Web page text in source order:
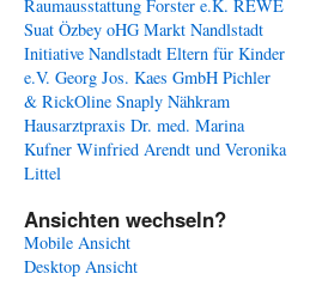
Raumausstattung Forster e.K. REWE
Suat Özbey oHG Markt Nandlstadt
Initiative Nandlstadt Eltern für Kinder
e.V. Georg Jos. Kaes GmbH Pichler
& RickOline Snaply Nähkram
Hausarztpraxis Dr. med. Marina
Kufner Winfried Arendt und Veronika
Littel
Ansichten wechseln?
Mobile Ansicht
Desktop Ansicht